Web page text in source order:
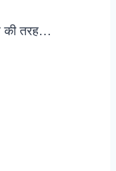
तरह…